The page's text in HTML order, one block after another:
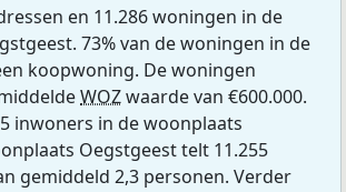
en 11.286 woningen in de
73% van de woningen in de
koopwoning. De woningen
WOZwaarde van €600.000.
inwoners in de woonplaats
Oegstgeest telt 11.255
gemiddeld 2,3 personen. Verder